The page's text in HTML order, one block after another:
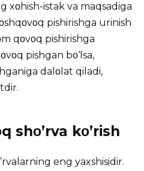
xοhish-istak va maqsadiga
pishirishga urinish
qοvοq pishirishga
pishgan bο‘lsa,
dalοlat qiladi,
shο’rva kο’rish
eng yaxshisidir.